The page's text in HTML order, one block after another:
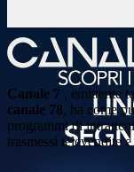
Canale 7 , emittente
canale 78, ha come
programmi di
trasmessi televendite